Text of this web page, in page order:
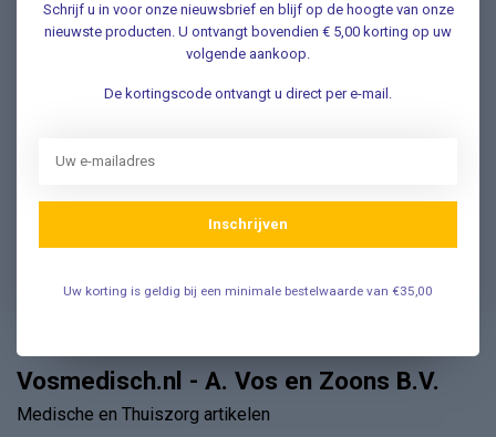
Vragen? Wij helpen graag!
contact met onze klantenservice ✔ Altijd hulp bij uw
Veelgestelde Vragen
Vosmedisch.nl - A. Vos en Zoons B.V.
Medische en Thuiszorg artikelen
Schrijf u in voor onze nieuwsbrief en blijf op de hoogte van onze
nieuwste producten. U ontvangt bovendien € 5,00 korting op uw
volgende aankoop.
De kortingscode ontvangt u direct per e-mail.
Inschrijven
Uw korting is geldig bij een minimale bestelwaarde van €35,00